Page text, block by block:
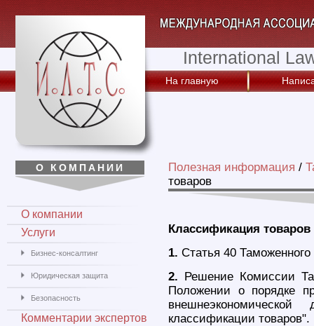
International
На главную
Полезная информация /
товаров
Классификация товаров
1. Статья 40
2. Решение Комиссии
Положении о порядке
классификации товаров".
О КОМПАНИИ
О компании
Услуги
Бизнес-консалтинг
Юридическая защита
Безопасность
Комментарии экспертов